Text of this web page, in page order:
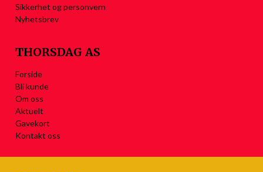
Sikkerhet og personvern
Nyhetsbrev
THORSDAG AS
Forside
Bli kunde
Om oss
Aktuelt
Gavekort
Kontakt oss